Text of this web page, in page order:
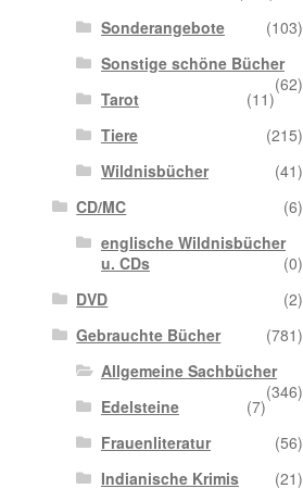
Sonderangebote
(103)
Sonstige schöne Bücher
(62)
Tarot
(11)
Tiere
(215)
Wildnisbücher
(41)
CD/MC
(6)
englische Wildnisbücher
u. CDs
(0)
DVD
(2)
Gebrauchte Bücher
(781)
Allgemeine Sachbücher
(346)
Edelsteine
(7)
Frauenliteratur
(56)
Indianische Krimis
(21)